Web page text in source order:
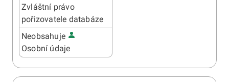
Zvláštní právo
pořizovatele databáze
Neobsahuje
Osobní údaje